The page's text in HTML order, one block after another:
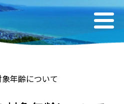
年齢について